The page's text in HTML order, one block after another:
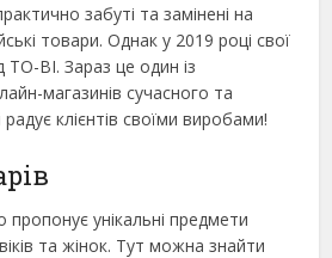
забуті та замінені на
товари. Однак у 2019 році свої
TO-BI. Зараз це один із
магазинів сучасного та
клієнтів своїми виробами!
унікальні предмети
та жінок. Тут можна знайти